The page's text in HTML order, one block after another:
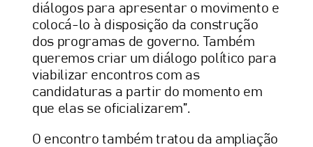
diálogos para apresentar o movimento e
colocá-lo à disposição da construção
dos programas de governo. Também
queremos criar um diálogo político para
viabilizar encontros com as
candidaturas a partir do momento em
que elas se oficializarem”.
O encontro também tratou da ampliação